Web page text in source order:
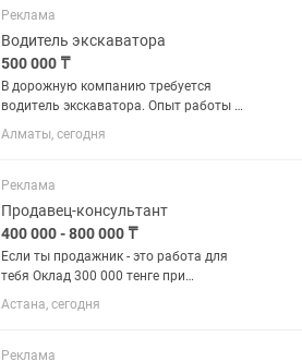
рабочий день. Заработная плата...
Реклама
Водитель экскаватора
500 000 ₸
В дорожную компанию требуется
водитель экскаватора. Опыт работы не
менее 1 года. С разрешением на
управление спец.техники. График
полный рабочий день. Заработная...
Алматы, сегодня
Реклама
Продавец-консультант
400 000 - 800 000 ₸
Если ты продажник - это работа для
тебя Оклад 300 000 тенге при
выполнении плана продаж +5% от
продаж Ищем сильных продавцов -
продавцам готовы платить 1 млн в...
Астана, сегодня
Реклама